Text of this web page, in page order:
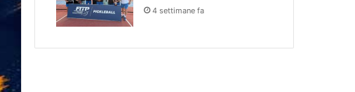
4 settimane fa